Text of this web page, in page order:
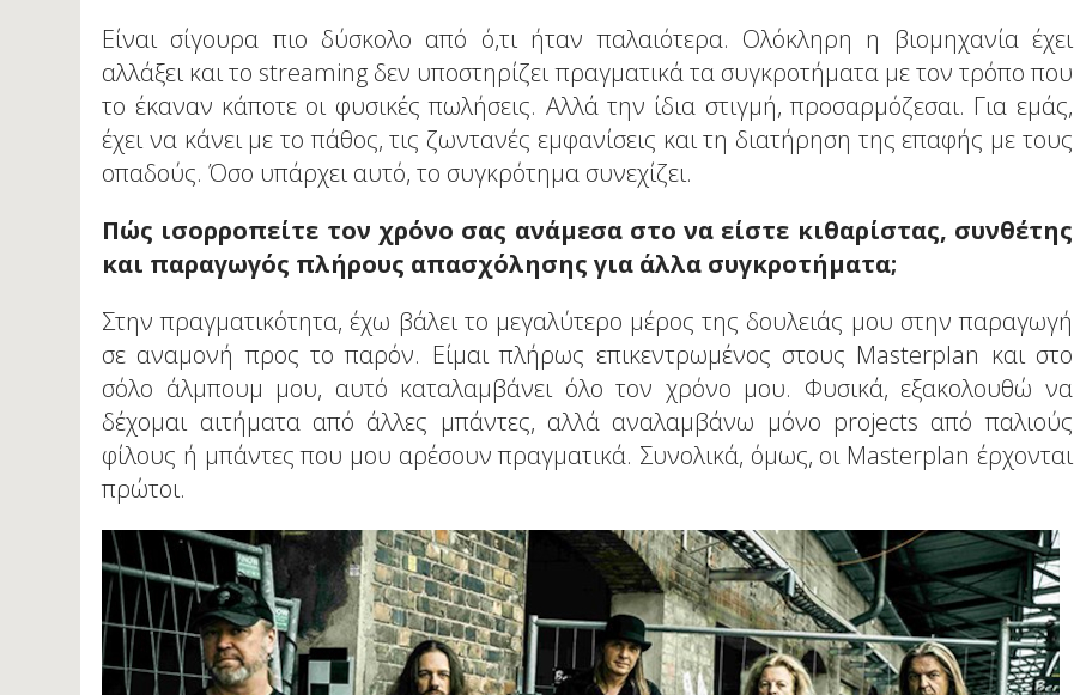
Είναι σίγουρα πιο δύσκολο από ό,τι ήταν παλαιότερα. Ολόκληρη η βιομηχανία έχει
αλλάξει και το streaming δεν υποστηρίζει πραγματικά τα συγκροτήματα με τον τρόπο που
το έκαναν κάποτε οι φυσικές πωλήσεις. Αλλά την ίδια στιγμή, προσαρμόζεσαι. Για εμάς,
έχει να κάνει με το πάθος, τις ζωντανές εμφανίσεις και τη διατήρηση της επαφής με τους
οπαδούς. Όσο υπάρχει αυτό, το συγκρότημα συνεχίζει.
Πώς ισορροπείτε τον χρόνο σας ανάμεσα στο να είστε κιθαρίστας, συνθέτης
και παραγωγός πλήρους απασχόλησης για άλλα συγκροτήματα;
Στην πραγματικότητα, έχω βάλει το μεγαλύτερο μέρος της δουλειάς μου στην παραγωγή
σε αναμονή προς το παρόν. Είμαι πλήρως επικεντρωμένος στους Masterplan και στο
σόλο άλμπουμ μου, αυτό καταλαμβάνει όλο τον χρόνο μου. Φυσικά, εξακολουθώ να
δέχομαι αιτήματα από άλλες μπάντες, αλλά αναλαμβάνω μόνο projects από παλιούς
φίλους ή μπάντες που μου αρέσουν πραγματικά. Συνολικά, όμως, οι Masterplan έρχονται
πρώτοι.